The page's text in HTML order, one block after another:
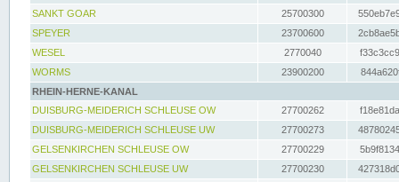
SANKT GOAR
25700300
SPEYER
23700600
WESEL
2770040
WORMS
23900200
RHEIN-HERNE-KANAL
DUISBURG-MEIDERICH SCHLEUSE OW
27700262
DUISBURG-MEIDERICH SCHLEUSE UW
27700273
GELSENKIRCHEN SCHLEUSE OW
27700229
GELSENKIRCHEN SCHLEUSE UW
27700230